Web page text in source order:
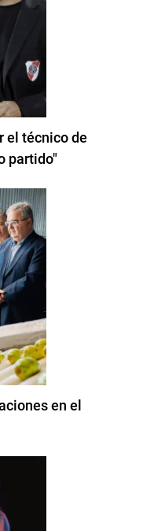
el técnico de
partido"
en el